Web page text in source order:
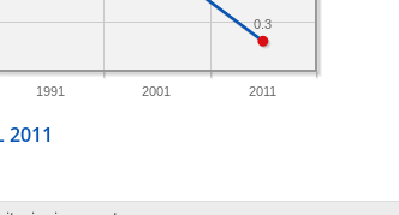
1991 2001 2011
0.3
2011